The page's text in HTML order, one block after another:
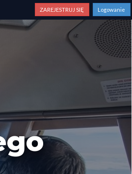
ZAREJESTRUJ SIĘ Logowanie